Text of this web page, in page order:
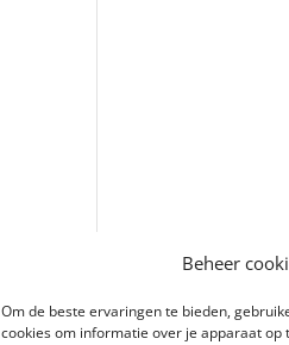
Beheer
Om de beste ervaringen te bieden,
cookies om informatie over je apparaat op